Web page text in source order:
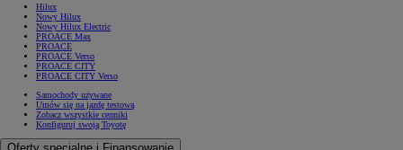
Hilux
Nowy Hilux
Nowy Hilux Electric
PROACE Max
PROACE
PROACE Verso
PROACE CITY
PROACE CITY Verso
Samochody używane
Umów się na jazdę testową
Zobacz wszystkie cenniki
Konfiguruj swoją Toyotę